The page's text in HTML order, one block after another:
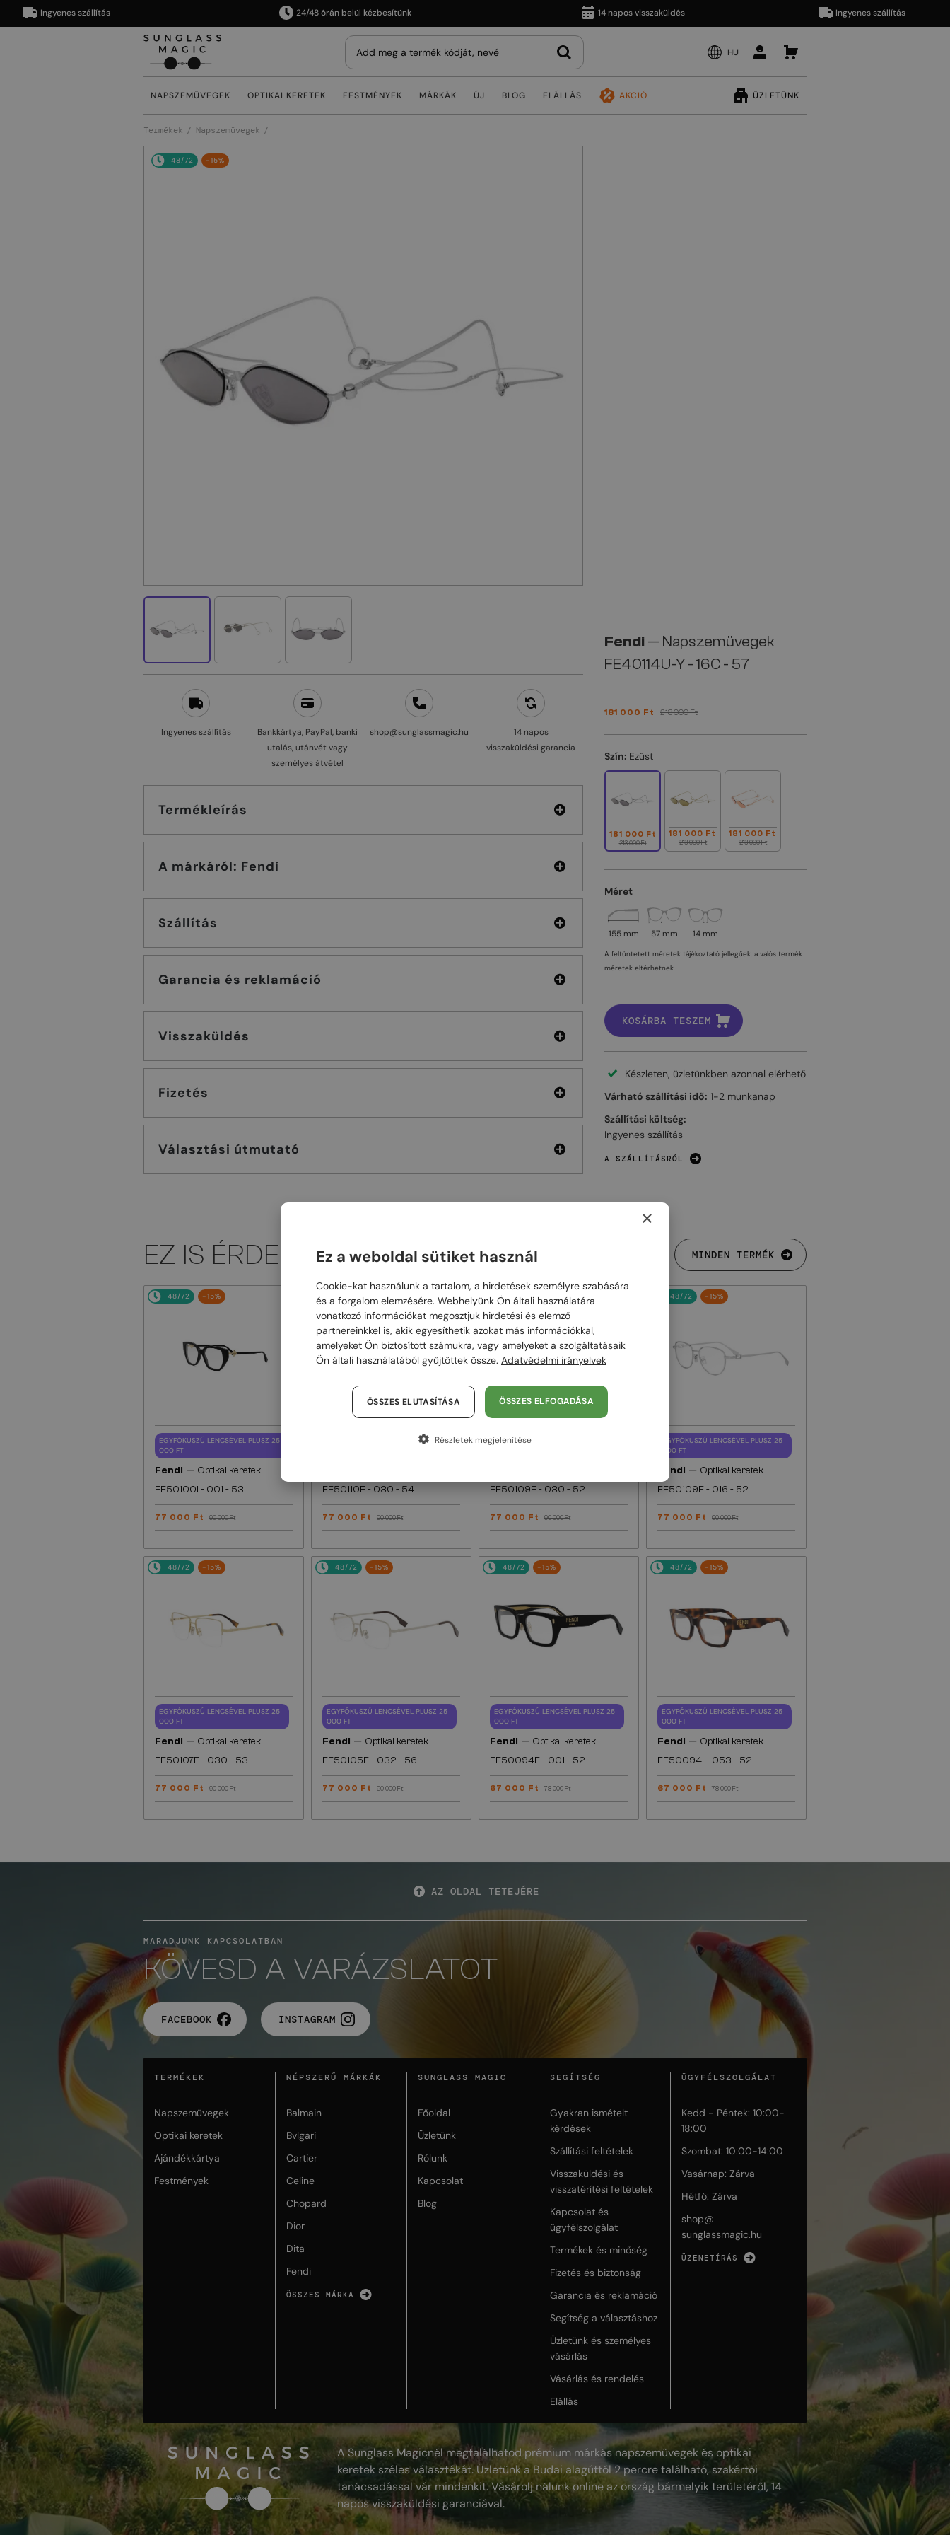
Ingyenes szállítás 24/48 órán belül kézbesítünk 14 napos visszaküldés Ingyenes szállítás
HU
NAPSZEMÜVEGEK OPTIKAI KERETEK FESTMÉNYEK MÁRKÁK ÚJ BLOG ELÁLLÁS AKCIÓ ÜZLETÜNK
Termékek Napszemüvegek
48/72 -15%
Ingyenes szállítás
Bankkártya, PayPal, banki
utalás, utánvét vagy
személyes átvétel
shop@sunglassmagic.hu
14 napos
visszaküldési garancia
Termékleírás
A márkáról: Fendi
Szállítás
Garancia és reklamáció
Visszaküldés
Fizetés
Választási útmutató
Fendi— Napszemüvegek
FE40114U-Y - 16C - 57
181 000 Ft 213 000 Ft
Szín: Ezüst
181 000 Ft
213 000 Ft
181 000 Ft
213 000 Ft
181 000 Ft
213 000 Ft
Méret
155 mm 57 mm 14 mm
A feltüntetett méretek tájékoztató jellegűek, a valós termék
méretek eltérhetnek.
KOSÁRBA TESZEM
Készleten, üzletünkben azonnal elérhető
Várható szállítási idő: 1-2 munkanap
Szállítási költség:
Ingyenes szállítás
A SZÁLLÍTÁSRÓL
EZ IS ÉRDEKELHET MINDEN TERMÉK
48/72 -15%
EGYFÓKUSZÚ LENCSÉVEL PLUSZ 25
000 FT
Fendi — Optikai keretek
FE50100I - 001 - 53
77 000 Ft 90 000 Ft
48/72 -15%
EGYFÓKUSZÚ LENCSÉVEL PLUSZ 25
FE50110F - 030 - 54
77 000 Ft 90 000 Ft
48/72 -15%
EGYFÓKUSZÚ LENCSÉVEL PLUSZ 25
FE50109F - 030 - 52
77 000 Ft 90 000 Ft
48/72 -15%
EGYFÓKUSZÚ LENCSÉVEL PLUSZ 25
000 FT
Fendi — Optikai keretek
FE50109F - 016 - 52
77 000 Ft 90 000 Ft
48/72 -15%
EGYFÓKUSZÚ LENCSÉVEL PLUSZ 25
000 FT
Fendi — Optikai keretek
FE50107F - 030 - 53
77 000 Ft 90 000 Ft
48/72 -15%
EGYFÓKUSZÚ LENCSÉVEL PLUSZ 25
000 FT
Fendi — Optikai keretek
FE50105F - 032 - 56
77 000 Ft 90 000 Ft
48/72 -15%
EGYFÓKUSZÚ LENCSÉVEL PLUSZ 25
000 FT
Fendi — Optikai keretek
FE50094F - 001 - 52
67 000 Ft 78 000 Ft
48/72 -15%
EGYFÓKUSZÚ LENCSÉVEL PLUSZ 25
000 FT
Fendi — Optikai keretek
FE50094I - 053 - 52
67 000 Ft 78 000 Ft
AZ OLDAL TETEJÉRE
MARADJUNK KAPCSOLATBAN
KÖVESD A VARÁZSLATOT
FACEBOOK INSTAGRAM
TERMÉKEK
Napszemüvegek
Optikai keretek
Ajándékkártya
Festmények
NÉPSZERŰ MÁRKÁK
Balmain
Bvlgari
Cartier
Celine
Chopard
Dior
Dita
Fendi
ÖSSZES MÁRKA
SUNGLASS MAGIC
Főoldal
Üzletünk
Rólunk
Kapcsolat
Blog
SEGÍTSÉG
Gyakran ismételt
kérdések
Szállítási feltételek
Visszaküldési és
visszatérítési feltételek
Kapcsolat és
ügyfélszolgálat
Termékek és minőség
Fizetés és biztonság
Garancia és reklamáció
Segítség a választáshoz
Üzletünk és személyes
vásárlás
Vásárlás és rendelés
Elállás
ÜGYFÉLSZOLGÁLAT
Kedd - Péntek: 10:00-
18:00
Szombat: 10:00-14:00
Vasárnap: Zárva
Hétfő: Zárva
shop@
sunglassmagic.hu
ÜZENETÍRÁS
A Sunglass Magicnél megtalálhatod prémium márkás napszemüvegek és optikai
keretek széles választékát. Üzletünk a Budai alagúttól 2 percre található, szakértői
tanácsadással vár mindenkit. Vásárolj nálunk online az ország bármelyik területéről, 14
napos visszaküldési garanciával.
×
Ez a weboldal sütiket használ
Cookie-kat használunk a tartalom, a hirdetések személyre szabására
és a forgalom elemzésére. Webhelyünk Ön általi használatára
vonatkozó információkat megosztjuk hirdetési és elemző
partnereinkkel is, akik egyesíthetik azokat más információkkal,
amelyeket Ön biztosított számukra, vagy amelyeket a szolgáltatásaik
Ön általi használatából gyűjtöttek össze. Adatvédelmi irányelvek
ÖSSZES ELFOGADÁSA
ÖSSZES ELUTASÍTÁSA
Részletek megjelenítése